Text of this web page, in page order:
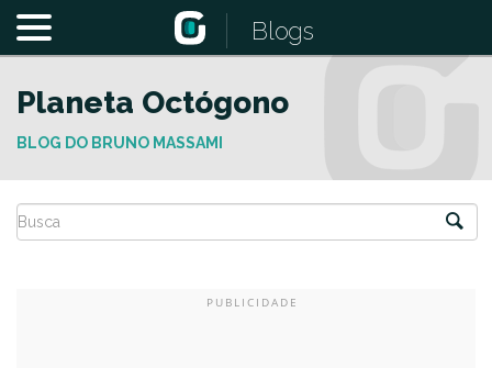
Blogs
Planeta Octógono
BLOG DO BRUNO MASSAMI